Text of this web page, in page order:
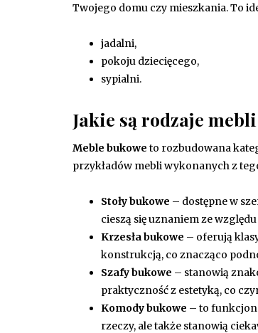
Twojego domu czy mieszkania. To
jadalni,
pokoju dziecięcego,
sypialni.
Jakie są rodzaje
Meble bukowe to rozbudowana
przykładów mebli wykonanych z
Stoły bukowe – dostępne w
cieszą się uznaniem ze
Krzesła bukowe – oferują
konstrukcją, co znacząco
Szafy bukowe – stanowią
praktyczność z estetyką, co
Komody bukowe – to
rzeczy, ale także stanowią